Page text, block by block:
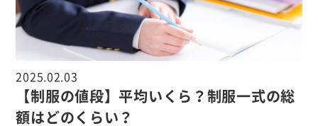
2025.02.03
【制服の値段】平均いくら？制服一式の総
額はどのくらい？